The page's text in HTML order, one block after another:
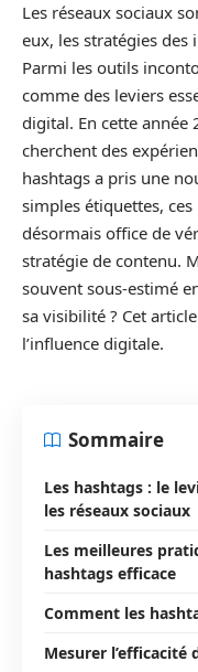
Les réseaux sociaux
eux, les stratégies des
Parmi les outils
comme des leviers
digital. En cette année
cherchent des
hashtags a pris une
simples étiquettes,
désormais office de
stratégie de contenu.
souvent sous-estimé
sa visibilité ? Cet
l’influence digitale.
Sommaire
Les hashtags : le
les réseaux sociaux
Les meilleures
hashtags efficace
Comment les
Mesurer l’efficacité